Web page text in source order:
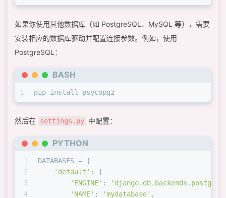
如果你使用其他数据库（如 PostgreSQL、MySQL 等），需要
安装相应的数据库驱动并配置连接参数。例如，使用
PostgreSQL：
BASH
1 pip install psycopg2
然后在 settings.py 中配置：
PYTHON
1
2
3
4
DATABASES = {
'default' : {
'ENGINE' :
'NAME' : 'mydatabase' ,